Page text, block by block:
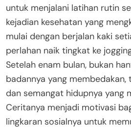
untuk menjalani latihan rutin
kejadian kesehatan yang
mulai dengan berjalan kaki
perlahan naik tingkat ke
Setelah enam bulan, bukan
badannya yang membedakan,
dan semangat hidupnya yang
Ceritanya menjadi motivasi
lingkaran sosialnya untuk